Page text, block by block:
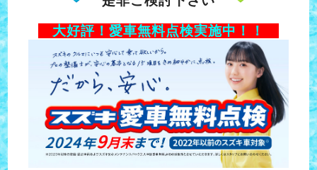
大好評！愛車無料点検実施中！！